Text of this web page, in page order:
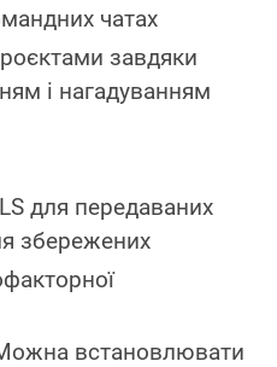
чатах
завдяки
і нагадуванням
для передаваних
збережених
встановлювати